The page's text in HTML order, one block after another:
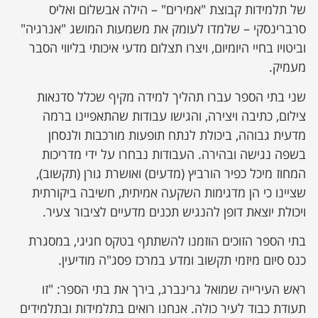
של תלמידות קבוצת "אמירים" – הילה אבשלום ואליס
סרברינסקי – שלמדו לעומק את משמעות המושג "אנרגיה"
וביטויו בחיי היומיום, ויצרו תצלום מדעי איכותי בליווי הסבר
מעמיק.
שני בתי הספר עברו תהליך למידה מקיף שכלל סדנאות
צילום, כתיבה ויצירה, והגישו עבודות שהתאפיינו ברמה
מדעית גבוהה, ביכולת לנתח תופעות מורכבות ולנסחן
בשפה נגישה ובהירה. העבודות נבחרו על ידי מדריכות
המחוז מיכל כפיר הורביץ (מדעים) ואושרת גורן (תקשוב),
שציינו כי הן מדגימות השקעה אמיתית, חשיבה ביקורתית
ויכולת יוצאת דופן להנגיש תכנים מדעיים לציבור צעיר.
בתי הספר הזוכים הוזמנו להשתתף בטקס חגיגי, במסגרת
כנס סיום מיזמי תקשוב ומדע במרכז פסג"ה מודיעין.
ראש העירייה שמואל גרינברג, בירך את בתי הספר: "זו
תעודת כבוד לעיר כולה. אנחנו רואים בתלמידות ובתלמידים